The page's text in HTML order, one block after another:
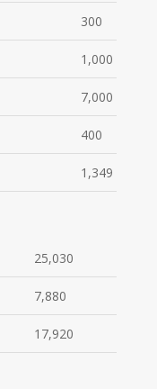
300
1,000
7,000
400
1,349
25,030
7,880
17,920